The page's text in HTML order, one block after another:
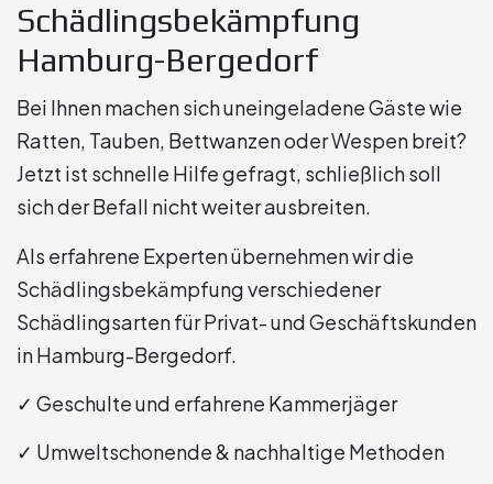
Schädlingsbekämpfung
Hamburg-Bergedorf
Bei Ihnen machen sich uneingeladene Gäste wie
Ratten, Tauben, Bettwanzen oder Wespen breit?
Jetzt ist schnelle Hilfe gefragt, schließlich soll
sich der Befall nicht weiter ausbreiten.
Als erfahrene Experten übernehmen wir die
Schädlingsbekämpfung verschiedener
Schädlingsarten für Privat- und Geschäftskunden
in Hamburg-Bergedorf.
✓ Geschulte und erfahrene Kammerjäger
✓ Umweltschonende & nachhaltige Methoden